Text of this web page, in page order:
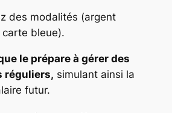
des modalités (argent
bleue).
le prépare à gérer des
réguliers, simulant ainsi la
futur.